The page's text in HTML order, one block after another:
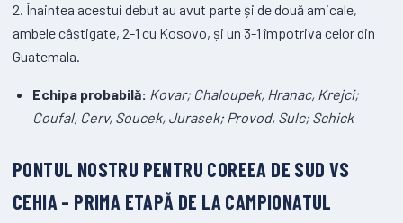
2. Înaintea acestui debut au avut parte și de două amicale,
ambele câștigate, 2-1 cu Kosovo, și un 3-1 împotriva celor din
Guatemala.
Echipa probabilă: Kovar; Chaloupek, Hranac, Krejci;
Coufal, Cerv, Soucek, Jurasek; Provod, Sulc; Schick
PONTUL NOSTRU PENTRU COREEA DE SUD VS
CEHIA – PRIMA ETAPĂ DE LA CAMPIONATUL